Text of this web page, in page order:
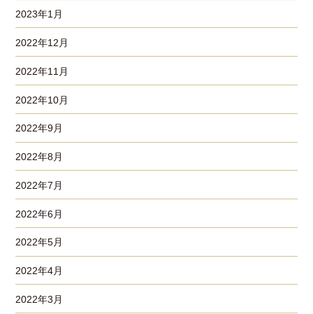
2023年1月
2022年12月
2022年11月
2022年10月
2022年9月
2022年8月
2022年7月
2022年6月
2022年5月
2022年4月
2022年3月